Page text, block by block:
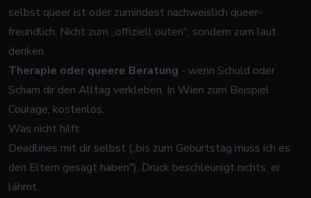
selbst queer ist oder zumindest nachweislich queer-
freundlich. Nicht zum „offiziell outen", sondern zum laut
denken.
Therapie oder queere Beratung - wenn Schuld oder
Scham dir den Alltag verkleben. In Wien zum Beispiel
Courage, kostenlos.
Was nicht hilft:
Deadlines mit dir selbst („bis zum Geburtstag muss ich es
den Eltern gesagt haben"). Druck beschleunigt nichts, er
lähmt.